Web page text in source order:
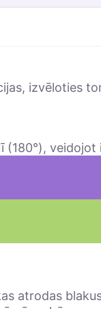
izvēloties
(180°),
atrodas